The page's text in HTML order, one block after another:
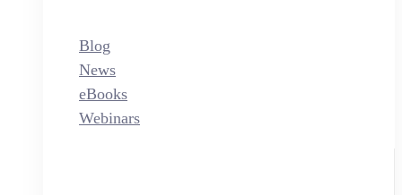
Blog
News
eBooks
Webinars